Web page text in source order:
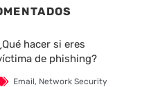
hacer si eres
de phishing?
Email, Network Security